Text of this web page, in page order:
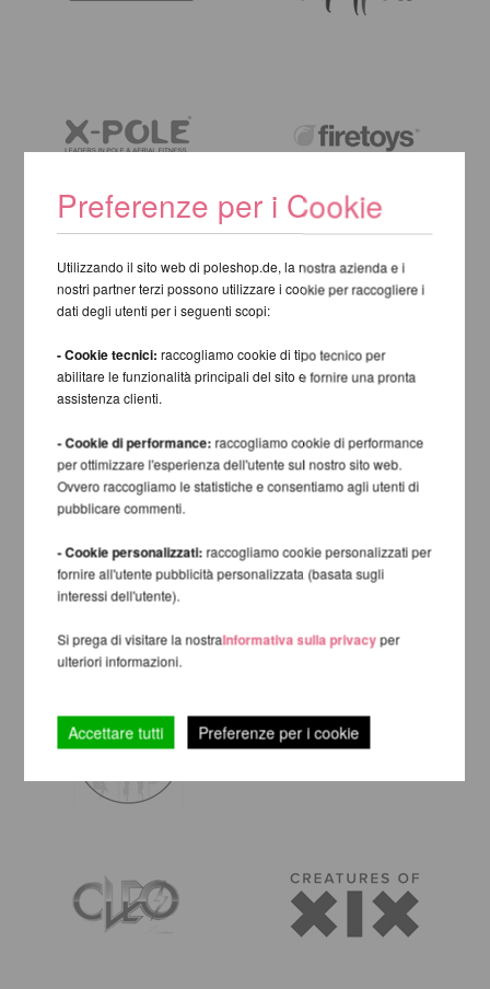
Preferenze per i Cookie
Utilizzando il sito web di poleshop.de, la nostra azienda e i
nostri partner terzi possono utilizzare i cookie per raccogliere i
dati degli utenti per i seguenti scopi:
- Cookie tecnici: raccogliamo cookie di tipo tecnico per
abilitare le funzionalità principali del sito e fornire una pronta
assistenza clienti.
- Cookie di performance: raccogliamo cookie di performance
per ottimizzare l'esperienza dell'utente sul nostro sito web.
Ovvero raccogliamo le statistiche e consentiamo agli utenti di
pubblicare commenti.
- Cookie personalizzati: raccogliamo cookie personalizzati per
fornire all'utente pubblicità personalizzata (basata sugli
interessi dell'utente).
Si prega di visitare la nostraInformativa sulla privacyper
ulteriori informazioni.
Accettare tutti Preferenze per i cookie